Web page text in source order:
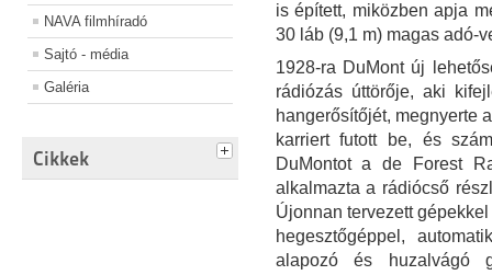
NAVA filmhíradó
Sajtó - média
Galéria
Cikkek
is épített, miközben apja
30 láb (9,1 m) magas adó-
1928-ra DuMont új
rádiózás úttörője, aki
hangerősítőjét, megnyerte
karriert futott be, és
DuMontot a de Forest
alkalmazta a rádiócső
Újonnan tervezett
hegesztőgéppel,
alapozó és huzalvágó